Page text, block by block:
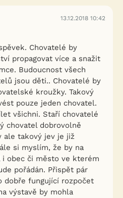
13.12.2018 10:42
Chovatelé by
propagovat více a snažit
Budoucnost všech
jsou děti.. Chovatelé by
kroužky. Takový
pouze jeden chovatel.
všichni. Staří chovatelé
chovatel dobrovolně
ale takový jev je již
si myslím, že by na
obec či město ve kterém
pořádán. Přispět pár
dobře fungující rozpočet
výstavě by mohla